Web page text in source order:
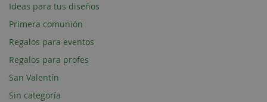
Ideas para tus diseños
Primera comunión
Regalos para eventos
Regalos para profes
San Valentín
Sin categoría